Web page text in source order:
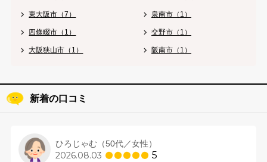
東大阪市（7） 泉南市（1）
四條畷市（1） 交野市（1）
大阪狭山市（1） 阪南市（1）
新着の口コミ
ひろじゃむ（50代／女性）
2026.08.03 5